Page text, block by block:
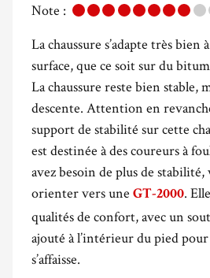
Note :
La chaussure s’adapte très bien
surface, que ce soit sur du
La chaussure reste bien stable,
descente. Attention en
support de stabilité sur cette
est destinée à des coureurs à
avez besoin de plus de
orienter vers une GT-2000.
qualités de confort, avec un
ajouté à l’intérieur du pied
s’affaisse.